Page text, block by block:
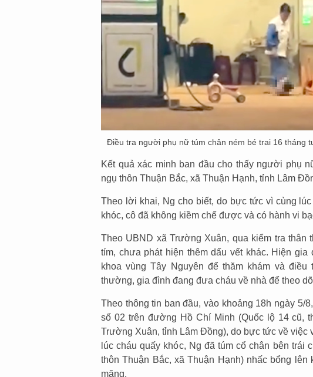
Điều tra người phụ nữ túm chân ném bé trai 16 tháng
Kết quả xác minh ban đầu cho thấy người phụ
ngụ thôn Thuận Bắc, xã Thuận Hạnh, tỉnh Lâm
Theo lời khai, Ng cho biết, do bực tức vì cùng
khóc, cô đã không kiềm chế được và có hành vi
Theo UBND xã Trường Xuân, qua kiểm tra thân
tím, chưa phát hiện thêm dấu vết khác. Hiện
khoa vùng Tây Nguyên để thăm khám và
thường, gia đình đang đưa cháu về nhà để theo
Theo thông tin ban đầu, vào khoảng 18h ngày 5/
số 02 trên đường Hồ Chí Minh (Quốc lộ 14 cũ,
Trường Xuân, tỉnh Lâm Đồng), do bực tức về việc
lúc cháu quấy khóc, Ng đã túm cổ chân bên trái
thôn Thuận Bắc, xã Thuận Hạnh) nhấc bổng
măng.